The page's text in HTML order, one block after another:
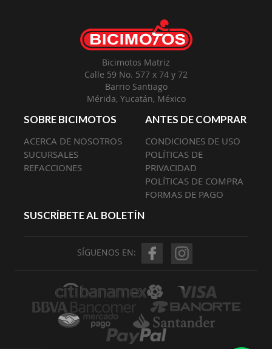
Bicimotos Matriz
Calle 59 No. 577 x 74 y 72
Barrio Santiago
Mérida, Yucatán, México
SOBRE BICIMOTOS
ACERCA DE NOSOTROS
SUCURSALES
REFACCIONES
ANTES DE COMPRAR
CONDICIONES DE USO
POLÍTICAS DE
PRIVACIDAD
POLÍTICAS DE COMPRA
FORMAS DE PAGO
SUSCRÍBETE AL BOLETÍN
SÍGUENOS EN: